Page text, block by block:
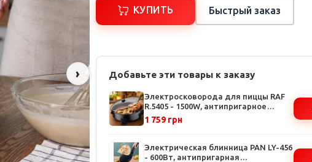
›
КУПИТЬ Быстрый заказ
Добавьте эти товары к заказу
Электросковорода для пиццы RAF
R.5405 - 1500W, антипригарное
покрытие, стеклянная крышка,
регулировка температуры
1 759 грн
Электрическая блинница PAN LY-456
- 600Вт, антипригарная